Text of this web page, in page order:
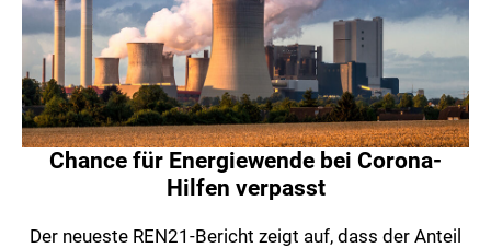
Chance für Energiewende bei Corona-
Hilfen verpasst
Der neueste REN21-Bericht zeigt auf, dass der Anteil